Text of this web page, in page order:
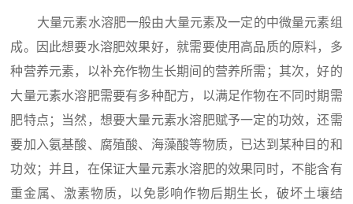
大量元素水溶肥一般由大量元素及一定的中微量元素组
成。因此想要水溶肥效果好，就需要使用高品质的原料，多
种营养元素，以补充作物生长期间的营养所需；其次，好的
大量元素水溶肥需要有多种配方，以满足作物在不同时期需
肥特点；当然，想要大量元素水溶肥赋予一定的功效，还需
要加入氨基酸、腐殖酸、海藻酸等物质，已达到某种目的和
功效；并且，在保证大量元素水溶肥的效果同时，不能含有
重金属、激素物质，以免影响作物后期生长，破坏土壤结